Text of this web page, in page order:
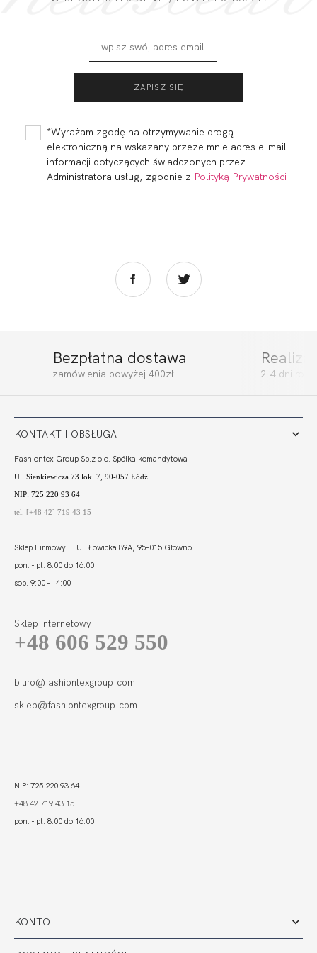
*Wyrażam zgodę na otrzymywanie drogą
elektroniczną na wskazany przeze mnie adres e-mail
informacji dotyczących świadczonych przez
Administratora usług, zgodnie z Polityką Prywatności
Bezpłatna dostawa
zamówienia powyżej 400zł 2-4 dni
KONTO
KONTAKT I OBSŁUGA
Fashiontex Group Sp.z o.o. Spółka komandytowa
Ul. Sienkiewicza 73 lok. 7, 90-057 Łódź
NIP: 725 220 93 64
tel. [+48 42] 719 43 15
Sklep Firmowy: Ul. Łowicka 89A, 95-015 Głowno
pon. - pt. 8:00 do 16:00
sob. 9:00 - 14:00
Sklep Internetowy:
+48 606 529 550
biuro@fashiontexgroup.com
sklep@fashiontexgroup.com
NIP: 725 220 93 64
+48 42 719 43 15
pon. - pt. 8:00 do 16:00